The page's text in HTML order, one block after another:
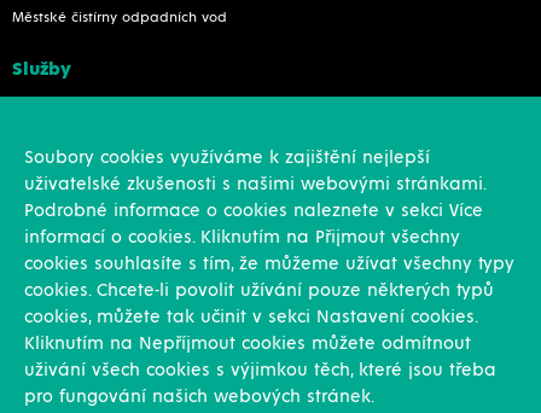
Městské čistírny odpadních vod
Služby
Novinky
Reference
Kariéra
Soubory cookies využíváme k zajištění nejlepší
uživatelské zkušenosti s našimi webovými stránkami.
Podrobné informace o cookies naleznete v sekci Více
informací o cookies. Kliknutím na Přijmout všechny
cookies souhlasíte s tím, že můžeme užívat všechny typy
cookies. Chcete-li povolit užívání pouze některých typů
cookies, můžete tak učinit v sekci Nastavení cookies.
Kliknutím na Nepříjmout cookies můžete odmítnout
uživání všech cookies s výjimkou těch, které jsou třeba
pro fungování našich webových stránek.